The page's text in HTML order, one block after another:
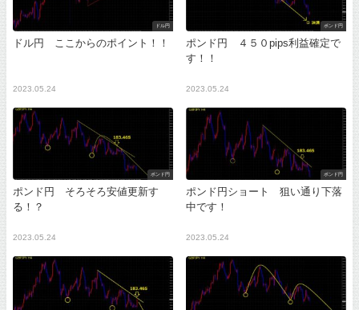
ドル円
ドル円 ここからのポイント！！
2023.05.24
ポンド円
ポンド円 ４５０pips利益確定で
す！！
2023.05.24
ポンド円
ポンド円 そろそろ安値更新す
る！？
2023.05.24
ポンド円
ポンド円ショート 狙い通り下落
中です！
2023.05.24